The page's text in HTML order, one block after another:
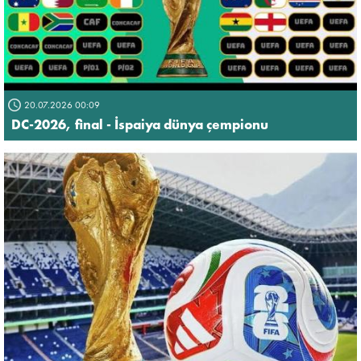
20.07.2026 00:09
DC-2026, final - İspaiya dünya çempionu